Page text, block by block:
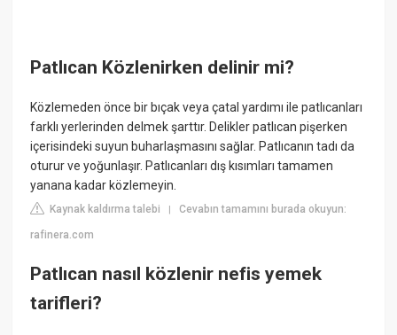
Patlıcan Közlenirken delinir mi?
Közlemeden önce bir bıçak veya çatal yardımı ile patlıcanları
farklı yerlerinden delmek şarttır. Delikler patlıcan pişerken
içerisindeki suyun buharlaşmasını sağlar. Patlıcanın tadı da
oturur ve yoğunlaşır. Patlıcanları dış kısımları tamamen
yanana kadar közlemeyin.
Kaynak kaldırma talebi |Cevabın tamamını burada okuyun:
rafinera.com
Patlıcan nasıl közlenir nefis yemek
tarifleri?